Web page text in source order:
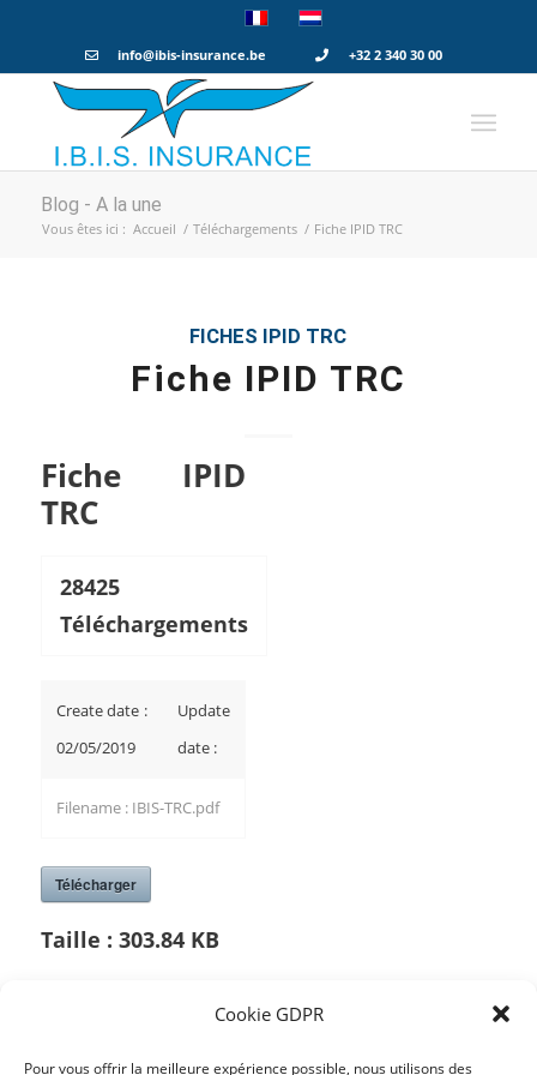
Cookie GDPR
Pour vous offrir la meilleure expérience possible, nous utilisons des
info@ibis-insurance.be +32 2 340 30 00
Blog - A la une
Vous êtes ici : Accueil / Téléchargements / Fiche IPID TRC
FICHES IPID TRC
Fiche IPID TRC
Fiche IPID
TRC
28425
Téléchargements
Create date :
02/05/2019
Update
date :
Filename : IBIS-TRC.pdf
Télécharger
Taille : 303.84 KB